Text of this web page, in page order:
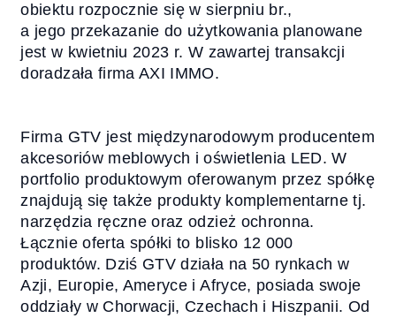
obiektu rozpocznie się w sierpniu br.,
a jego przekazanie do użytkowania planowane
jest w kwietniu 2023 r. W zawartej transakcji
doradzała firma AXI IMMO.
Firma GTV jest międzynarodowym producentem
akcesoriów meblowych i oświetlenia LED. W
portfolio produktowym oferowanym przez spółkę
znajdują się także produkty komplementarne tj.
narzędzia ręczne oraz odzież ochronna.
Łącznie oferta spółki to blisko 12 000
produktów. Dziś GTV działa na 50 rynkach w
Azji, Europie, Ameryce i Afryce, posiada swoje
oddziały w Chorwacji, Czechach i Hiszpanii. Od